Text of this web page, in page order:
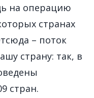
на операцию
странах
– поток
страну: так, в
стран.